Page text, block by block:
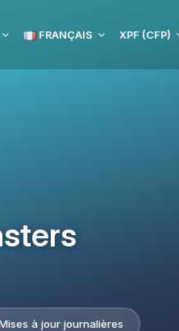
FRANÇAIS XPF (CFP)
à jour journalières